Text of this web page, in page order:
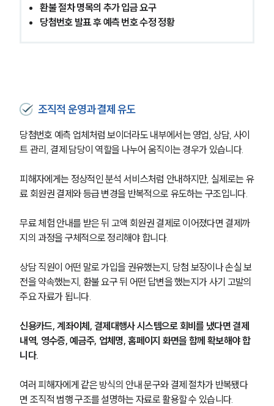
환불 절차 명목의 추가 입금 요구
당첨번호 발표 후 예측 번호 수정 정황
조직적 운영과 결제 유도
당첨번호 예측 업체처럼 보이더라도 내부에서는 영업, 상담, 사이
트 관리, 결제 담당이 역할을 나누어 움직이는 경우가 있습니다.
피해자에게는 정상적인 분석 서비스처럼 안내하지만, 실제로는 유
료 회원권 결제와 등급 변경을 반복적으로 유도하는 구조입니다.
무료 체험 안내를 받은 뒤 고액 회원권 결제로 이어졌다면 결제까
지의 과정을 구체적으로 정리해야 합니다.
상담 직원이 어떤 말로 가입을 권유했는지, 당첨 보장이나 손실 보
전을 약속했는지, 환불 요구 뒤 어떤 답변을 했는지가 사기 고발의
주요 자료가 됩니다.
신용카드, 계좌이체, 결제대행사 시스템으로 회비를 냈다면 결제
내역, 영수증, 예금주, 업체명, 홈페이지 화면을 함께 확보해야 합
니다.
여러 피해자에게 같은 방식의 안내 문구와 결제 절차가 반복됐다
면 조직적 범행 구조를 설명하는 자료로 활용할 수 있습니다.